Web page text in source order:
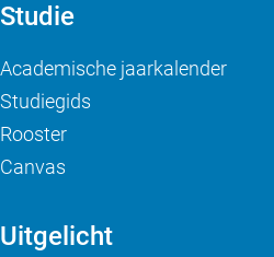
Studie
Academische jaarkalender
Studiegids
Rooster
Canvas
Uitgelicht